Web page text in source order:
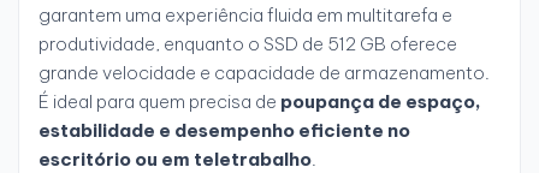
garantem uma experiência fluida em multitarefa e
produtividade, enquanto o SSD de 512 GB oferece
grande velocidade e capacidade de armazenamento.
É ideal para quem precisa de poupança de espaço,
estabilidade e desempenho eficiente no
escritório ou em teletrabalho.